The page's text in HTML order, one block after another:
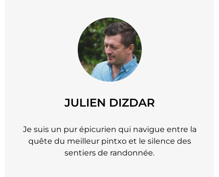
JULIEN DIZDAR
Je suis un pur épicurien qui navigue entre la
quête du meilleur pintxo et le silence des
sentiers de randonnée.